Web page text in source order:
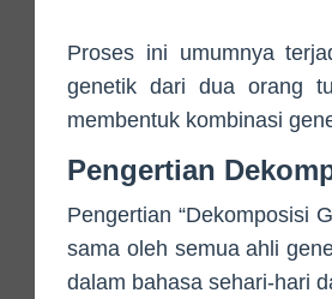
Proses ini umumnya
genetik dari dua orang
membentuk kombinasi
Pengertian
Pengertian “Dekomposisi
sama oleh semua ahli
dalam bahasa sehari-hari